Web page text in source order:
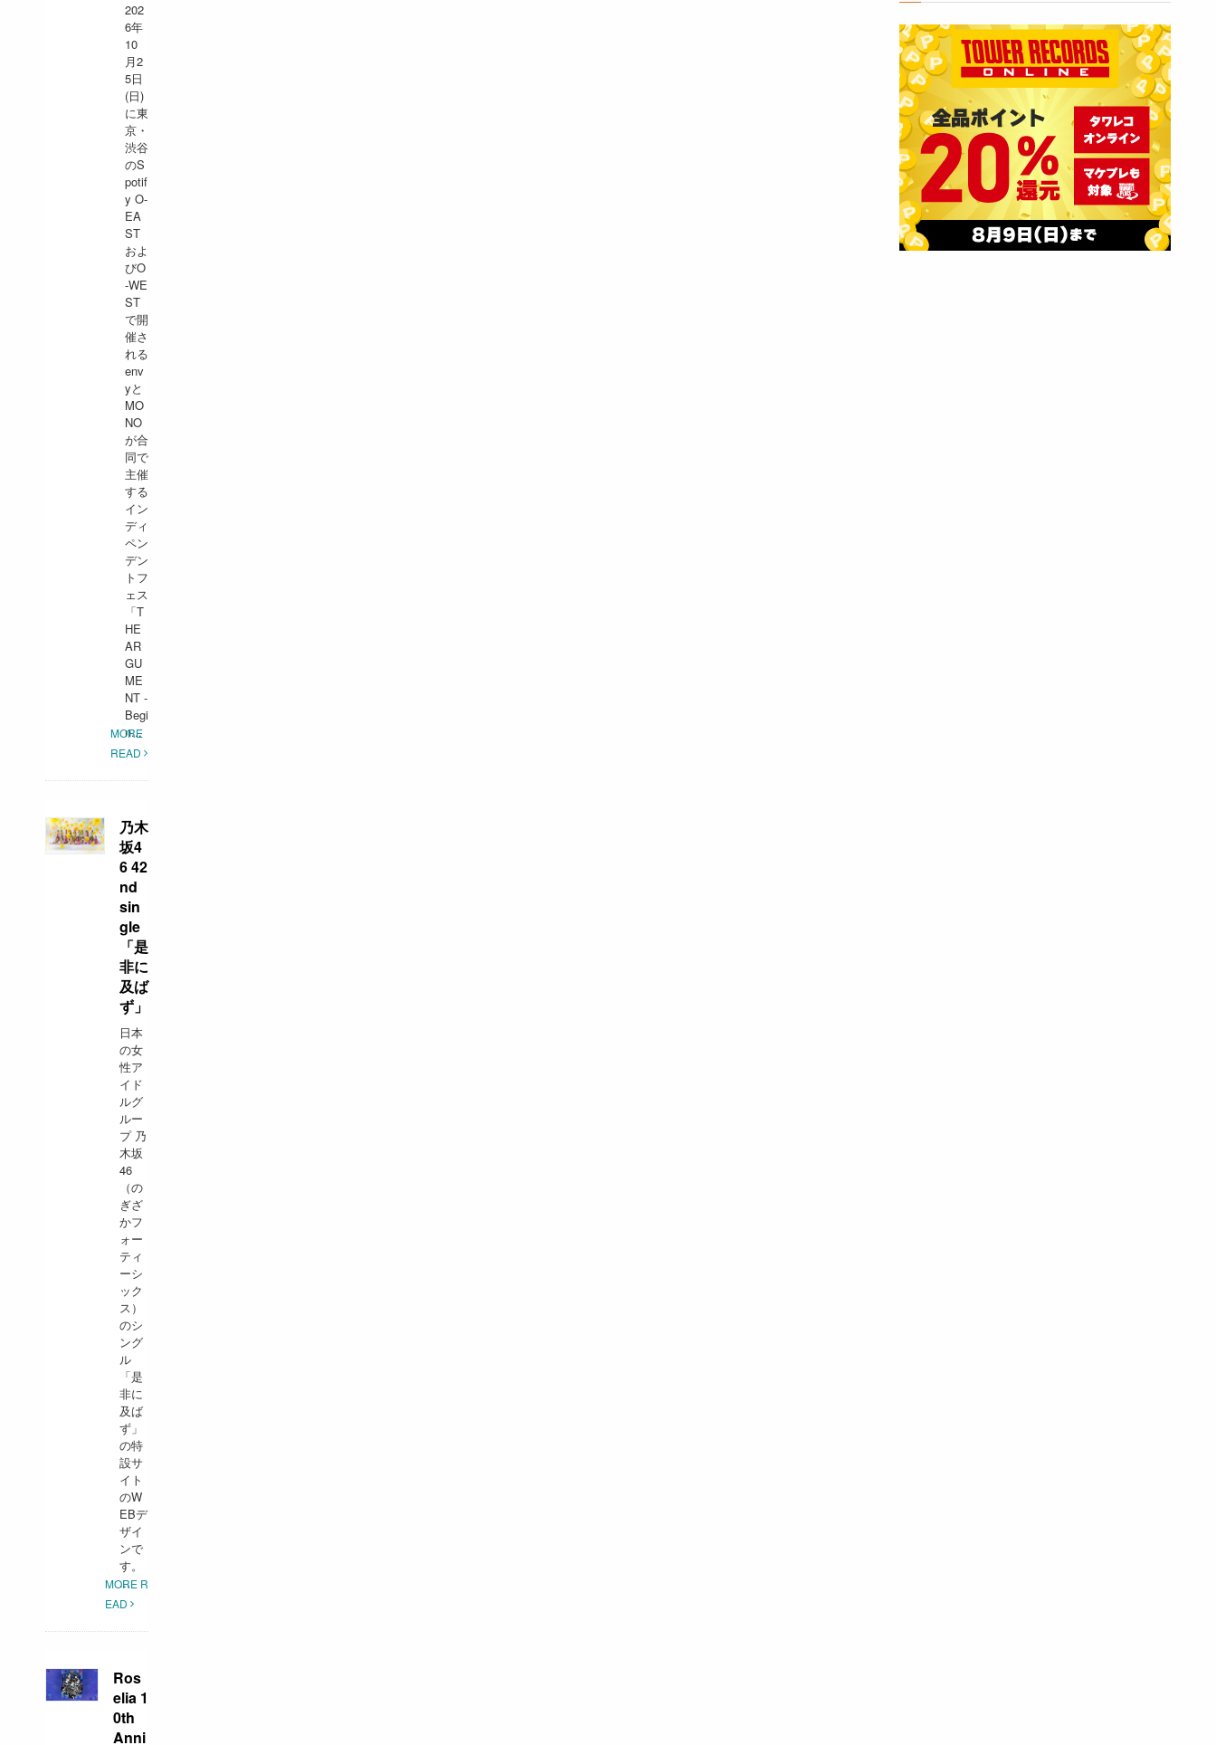
202
6年
10
月2
5日
(日)
に東
京・
渋谷
のS
potif
y O-
EA
ST
およ
びO
-WE
ST
で開
催さ
れる
env
yと
MO
NO
が合
同で
主催
する
イン
ディ
ペン
デン
トフ
ェス
「T
HE
AR
GU
ME
NT -
Begi
n...
MORE
READ
乃木
坂4
6 42
nd
sin
gle
「是
非に
及ば
ず」
日本
の女
性ア
イド
ルグ
ルー
プ 乃
木坂
46
（の
ぎざ
かフ
ォー
ティ
ーシ
ック
ス）
のシ
ング
ル
「是
非に
及ば
ず」
の特
設サ
イト
のW
EBデ
ザイ
ンで
す。
...
MORE R
EAD
Ros
elia 1
0th
Anni